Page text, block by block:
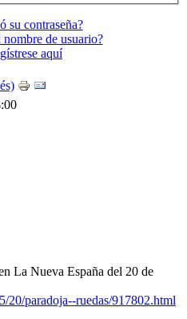
su contraseña?
de usuario?
aquí
La Nueva España del 20 de
20/paradoja--ruedas/917802.html